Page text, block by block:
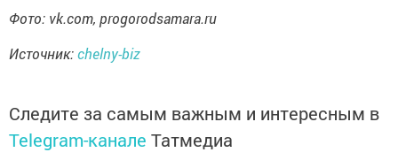
Фото: vk.com, progorodsamara.ru
Источник:chelny-biz
Следите за самым важным и интересным в
Telegram-канале Татмедиа